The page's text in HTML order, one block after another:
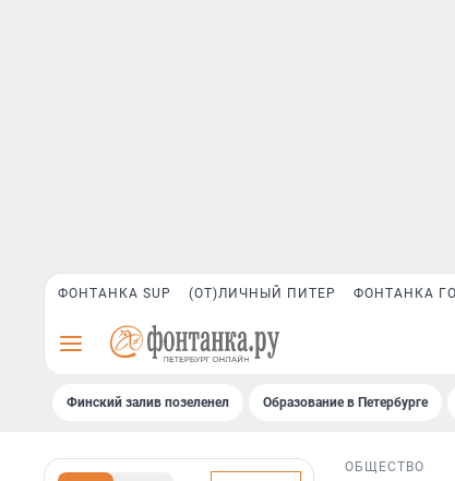
ФОНТАНКА SUP (ОТ)ЛИЧНЫЙ ПИТЕР ФОНТАНКА ГО
Финский залив позеленел Образование в Петербурге
ОБЩЕСТВО